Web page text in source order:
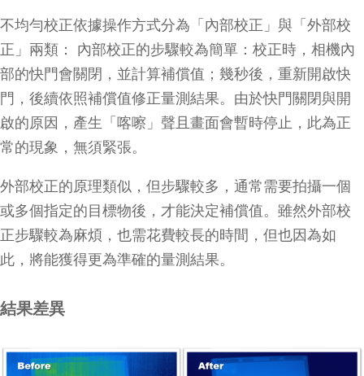
不均勻校正依據操作方式分為「內部校正」與「外部校
正」兩類： 內部校正的步驟較為簡單：校正時，相機內
部的快門會關閉，並計算補償值；幾秒後，重新開啟快
門，後續依照補償值修正量測結果。由於快門關閉與開
啟的原因，產生「喀嚓」聲且畫面會暫時停止，此為正
常的現象，無須緊張。
外部校正的原理類似，但步驟較多，通常需要拍攝一個
或多個指定的目標物後，才能決定補償值。雖然外部校
正步驟較為麻煩，也需花費較長的時間，但也因為如
此，將能獲得更為準確的量測結果。
結果差異